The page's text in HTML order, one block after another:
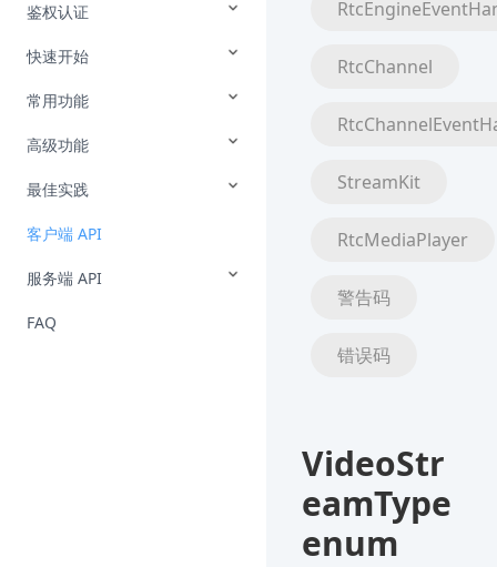
鉴权认证
快速开始
常用功能
高级功能
最佳实践
客户端 API
服务端 API
FAQ
RtcChannel
StreamKit
RtcMediaPlayer
警告码
错误码
VideoStr
eamType
enum